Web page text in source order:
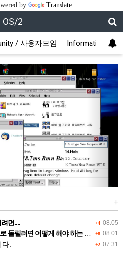
by Translate
OS/2
/ 사용자모임 Information / 정
Next
+
+4 08.05
면....
+8 08.01
릴려면 어떻게 해야 하는 지요?
+2 07.31
.